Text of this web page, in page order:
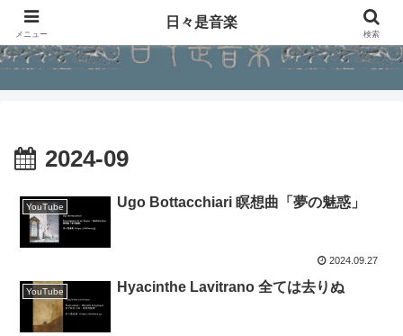
2024-09
YouTube Ugo Bottacchiari 瞑想曲「夢の魅惑」
2024.09.27
YouTube Hyacinthe Lavitrano 全ては去りぬ
メニュー
日々是音楽
検索